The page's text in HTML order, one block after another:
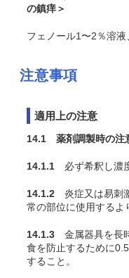
の鎮痒＞
フェノール1〜2％溶液
注意事項
適用上の注意
14.1 薬剤調製時の注
14.1.1 必ず希釈し濃
14.1.2 炎症又は易刺
常の部位に使用するよ
14.1.3 金属器具を長
食を防止するために
すること。